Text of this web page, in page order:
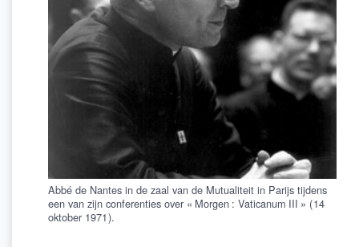
Abbé de Nantes in de zaal van de Mutualiteit in Parijs tijdens
een van zijn conferenties over « Morgen : Vaticanum III » ( 14
oktober 1971 ).